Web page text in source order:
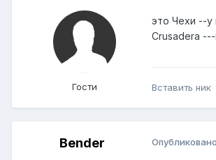
Гости
это Чехи --у
Crusadera
Вставить ник
Bender Опубликовано